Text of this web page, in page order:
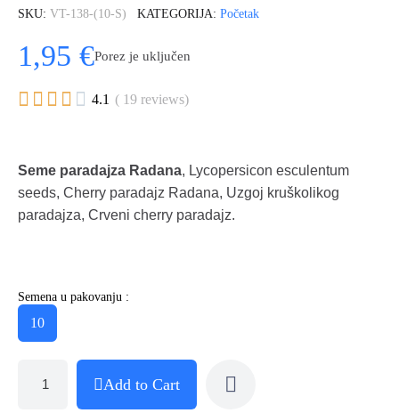
SKU VT-138-(10-S) KATEGORIJA Početak
1,95 €Porez je uključen
     4.1 ( 19 reviews)
Seme paradajza Radana, Lycopersicon esculentum
seeds, Cherry paradajz Radana, Uzgoj kruškolikog
paradajza, Crveni cherry paradajz.
Semena u pakovanju :
10
Add to Cart